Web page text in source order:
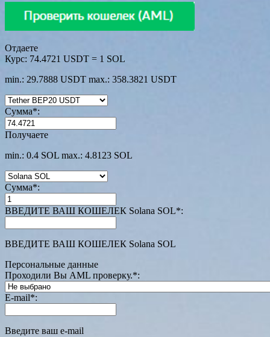
Отдаете
Курс: 74.4721 USDT = 1 SOL
min.: 29.7888 USDT max.: 358.3821 USDT
Сумма*:
Получаете
min.: 0.4 SOL max.: 4.8123 SOL
Сумма*:
ВВЕДИТЕ ВАШ КОШЕЛЕК Solana SOL*:
ВВЕДИТЕ ВАШ КОШЕЛЕК Solana SOL
Персональные данные
Проходили Вы AML проверку.*:
E-mail*:
Введите ваш e-mail